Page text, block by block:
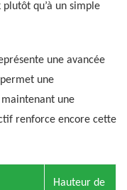
qu’à un simple
une avancée
une
une
renforce encore cette
Hauteur de